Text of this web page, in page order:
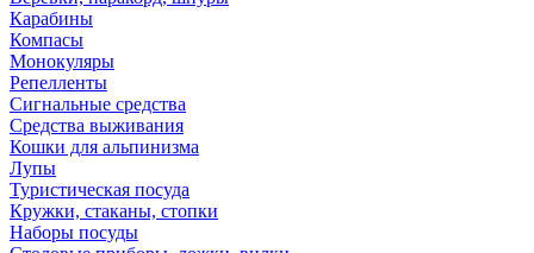
Карабины
Компасы
Монокуляры
Репелленты
Сигнальные средства
Средства выживания
Кошки для альпинизма
Лупы
Туристическая посуда
Кружки, стаканы, стопки
Наборы посуды